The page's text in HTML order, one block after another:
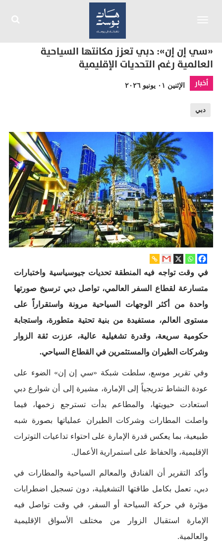
«سي إن إن»: دبي تعزز مكانتها السياحية
العالمية رغم التحديات الإقليمية
أخبار الإثنين ٠١ يونيو ٢٠٢٦
دبي
في وقت تواجه فيه المنطقة تحديات جيوسياسية واختبارات
متسارعة لقطاع السفر العالمي، تواصل دبي ترسيخ صورتها
واحدة من أكثر الوجهات السياحية مرونة واستقراراً على
مستوى العالم، مستفيدة من بنية تحتية متطورة، واستجابة
حكومية سريعة، وقدرة تشغيلية عالية، عززت ثقة الزوار
وشركات الطيران والمستثمرين في القطاع السياحي.
وفي تقرير موسع، سلطت شبكة «سي إن إن» الضوء على
عودة النشاط تدريجياً إلى الإمارة، مشيرة إلى أن شوارع دبي
استعادت حيويتها، والمطاعم بدأت تسترجع زخمها، فيما
واصلت المطارات وشركات الطيران عملياتها بصورة شبه
طبيعية، بما يعكس قدرة الإمارة على احتواء تداعيات التوترات
الإقليمية، والحفاظ على استمرارية الأعمال.
وأكد التقرير أن الفنادق والمعالم السياحية والمطارات في
دبي، تعمل بكامل طاقتها التشغيلية، دون تسجيل اضطرابات
مؤثرة في حركة السياحة أو السفر، في وقت تواصل فيه
الإمارة استقبال الزوار من مختلف الأسواق الإقليمية
والعالمية.